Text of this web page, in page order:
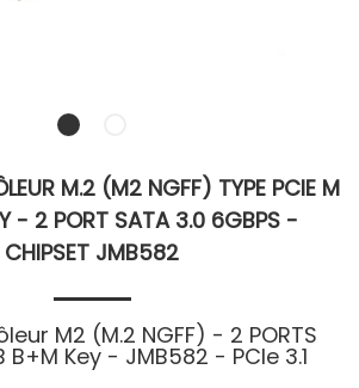
M.2 (M2 NGFF) TYPE PCIE M
- 2 PORT SATA 3.0 6GBPS -
CHIPSET JMB582
M2 (M.2 NGFF) - 2 PORTS
B+M Key - JMB582 - PCIe 3.1